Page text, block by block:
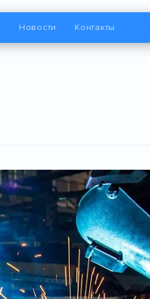
Новости Контакты